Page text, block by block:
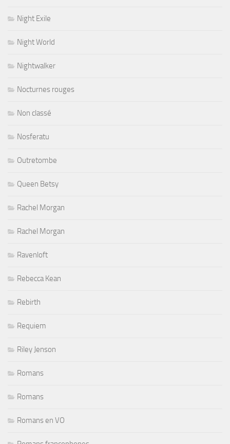
Night Exile
Night World
Nightwalker
Nocturnes rouges
Non classé
Nosferatu
Outretombe
Queen Betsy
Rachel Morgan
Rachel Morgan
Ravenloft
Rebecca Kean
Rebirth
Requiem
Riley Jenson
Romans
Romans
Romans en VO